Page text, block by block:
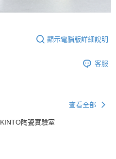
顯示電腦版詳細說明
客服
查看全部
KINTO陶瓷實驗室